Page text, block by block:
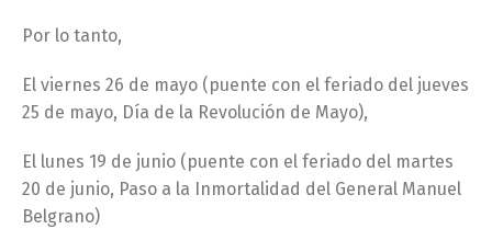
Por lo tanto,
El viernes 26 de mayo (puente con el feriado del jueves
25 de mayo, Día de la Revolución de Mayo),
El lunes 19 de junio (puente con el feriado del martes
20 de junio, Paso a la Inmortalidad del General Manuel
Belgrano)